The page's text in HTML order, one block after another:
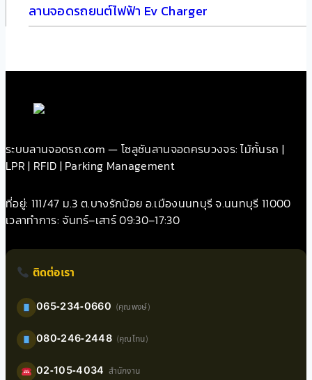
ลานจอดรถยนต์ไฟฟ้า Ev Charger
ระบบลานจอดรถ.com — โซลูชันลานจอดครบวงจร: ไม้กั้นรถ |
LPR | RFID | Parking Management
ที่อยู่: 111/47 ม.3 ต.บางรักน้อย อ.เมืองนนทบุรี จ.นนทบุรี 11000
เวลาทำการ: จันทร์–เสาร์ 09:30–17:30
ติดต่อเรา
065-234-0660 (คุณพงษ์)
080-246-2448 (คุณโทน)
02-105-4034 สำนักงาน